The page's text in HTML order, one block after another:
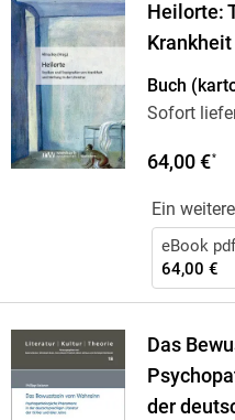
Heilorte:
Buch
Sofort
64,00 €*
Ein
eBook pdf
64,00 €
Das
der